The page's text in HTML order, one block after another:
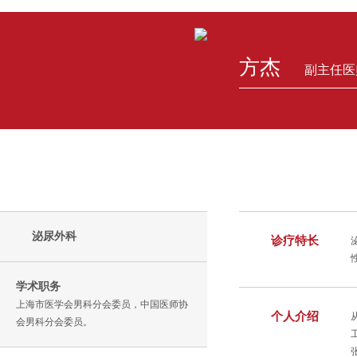
泌尿外科
学术职务
上海市医学会男科分会委员，中国医师协
会男科分会委员。
方杰 副主任
诊疗特长
个人介绍